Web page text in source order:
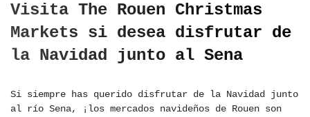
Visita The Rouen Christmas
Markets si desea disfrutar de
la Navidad junto al Sena
Si siempre has querido disfrutar de la Navidad junto
al río Sena, ¡los mercados navideños de Rouen son